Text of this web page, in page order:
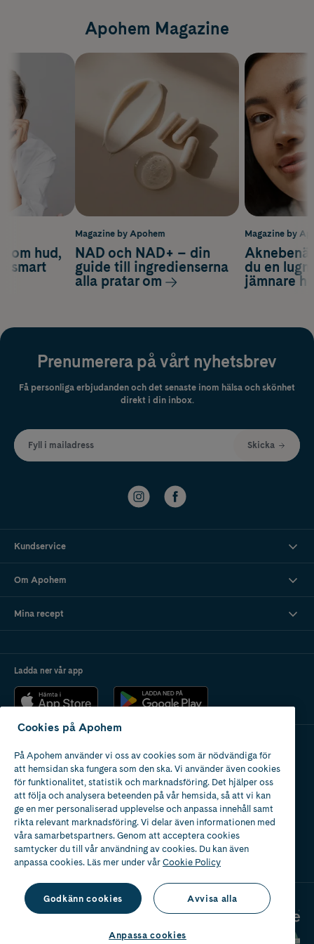
Apohem Magazine
Magazine by
du en
jämnare
om hud,
smart
Magazine by Apohem
NAD och NAD+ – din
guide till ingredienserna
alla pratar om
Prenumerera på vårt nyhetsbrev
Få personliga erbjudanden och det senaste inom hälsa och skönhet
direkt i din inbox.
Fyll i mailadress Skicka
Kundservice
Om Apohem
Mina recept
Ladda ner vår app
Apotek med tillstånd
av Läkemedelsverket
Cookies på Apohem
På Apohem använder vi oss av cookies som är nödvändiga för
att hemsidan ska fungera som den ska. Vi använder även cookies
för funktionalitet, statistik och marknadsföring. Det hjälper oss
att följa och analysera beteenden på vår hemsida, så att vi kan
ge en mer personaliserad upplevelse och anpassa innehåll samt
rikta relevant marknadsföring. Vi delar även informationen med
våra samarbetspartners. Genom att acceptera cookies
samtycker du till vår användning av cookies. Du kan även
anpassa cookies. Läs mer under vårCookie Policy
Godkänn cookies Avvisa alla
Anpassa cookies